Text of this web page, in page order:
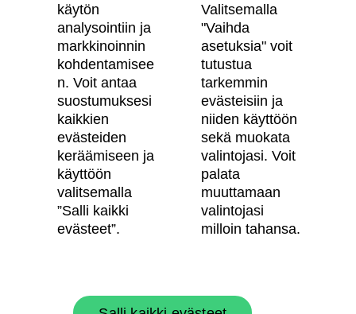
Asiakkaiden kokemuksia meistä
Vastuullisuus
Tietosuojaseloste
Käyttöehdot
Evästeasetukset
Saavutettavuusseloste
Oma Skanska
Tietoa Skanskasta
käytön
analysointiin ja
markkinoinnin
kohdentamisee
n. Voit antaa
suostumuksesi
kaikkien
evästeiden
keräämiseen ja
käyttöön
valitsemalla
”Salli kaikki
evästeet”.
Valitsemalla
"Vaihda
asetuksia" voit
tutustua
tarkemmin
evästeisiin ja
niiden käyttöön
sekä muokata
valintojasi. Voit
palata
muuttamaan
valintojasi
milloin tahansa.